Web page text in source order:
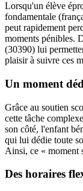
Lorsqu'un élève
fondamentale
peut rapidement
moments pénibles.
(30390) lui
plaisir à suivre ces
Un moment
Grâce au soutien
cette tâche
son côté, l'enfant
qui lui dédie toute
Ainsi, ce « moment
Des horaires